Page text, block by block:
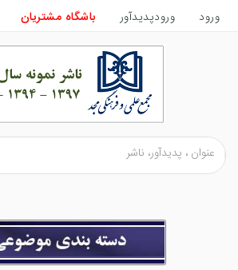
ورود ورودپدیدآور باشگاه مشتریان